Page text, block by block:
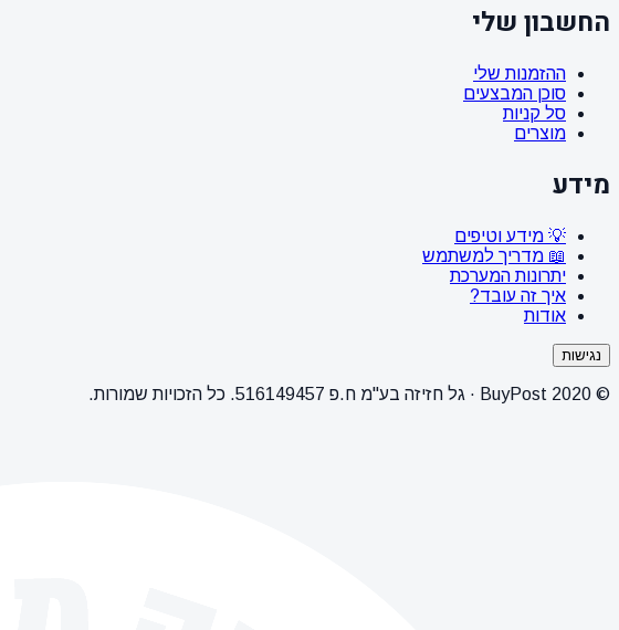
החשבון שלי
ההזמנות שלי
סוכן המבצעים
סל קניות
מוצרים
מידע
💡 מידע וטיפים
📖 מדריך למשתמש
יתרונות המערכת
איך זה עובד?
אודות
נגישות
© 2020 BuyPost · גל חזיזה בע"מ ח.פ 516149457. כל הזכויות שמורות.